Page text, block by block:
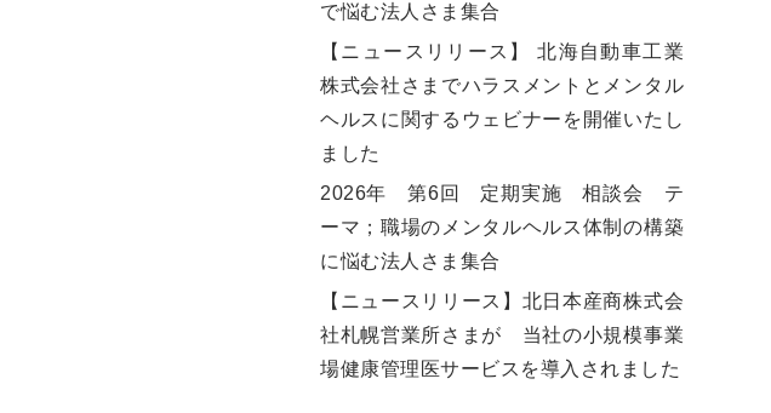
で悩む法人さま集合
【ニュースリリース】 北海自動車工業
株式会社さまでハラスメントとメンタル
ヘルスに関するウェビナーを開催いたし
ました
2026年 第6回 定期実施 相談会 テ
ーマ；職場のメンタルヘルス体制の構築
に悩む法人さま集合
【ニュースリリース】北日本産商株式会
社札幌営業所さまが 当社の小規模事業
場健康管理医サービスを導入されました